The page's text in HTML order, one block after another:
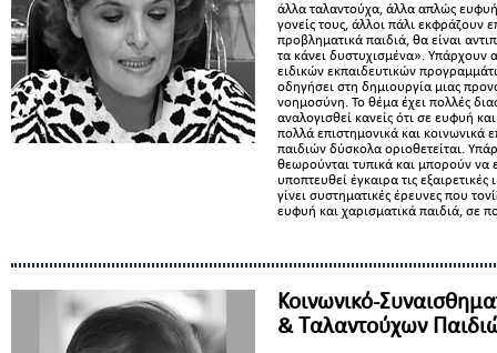
άλλα ταλαντούχα, άλλα απλώς
γονείς τους, άλλοι πάλι εκφράζουν
προβληματικά παιδιά, θα είναι
τα κάνει δυστυχισμένα». Υπάρχουν
ειδικών εκπαιδευτικών
οδηγήσει στη δημιουργία μιας
νοημοσύνη. Το θέμα έχει πολλές
αναλογισθεί κανείς ότι σε ευφυή
πολλά επιστημονικά και κοινωνικά
παιδιών δύσκολα οριοθετείται.
θεωρούνται τυπικά και μπορούν να
υποπτευθεί έγκαιρα τις
γίνει συστηματικές έρευνες που
ευφυή και χαρισματικά παιδιά, σε
Κοινωνικό-
& Ταλαντούχων